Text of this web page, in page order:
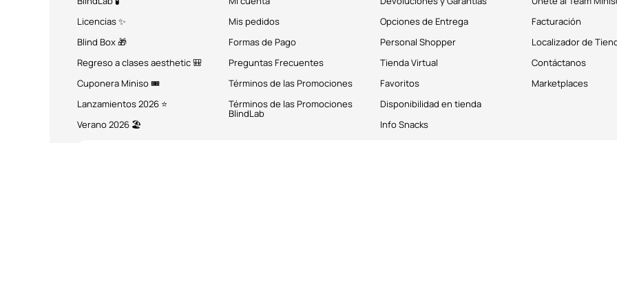
Licencias ✨
Blind Box 🎁
Regreso a clases aesthetic 🎒
Cuponera Miniso 🎟️
Lanzamientos 2026 ⭐
Verano 2026 🏖️
Mis pedidos
Formas de Pago
Preguntas Frecuentes
Términos de las Promociones
Términos de las Promociones
BlindLab
Opciones de Entrega
Personal Shopper
Tienda Virtual
Favoritos
Disponibilidad en tienda
Info Snacks
Facturación
Localizador de
Contáctanos
Marketplaces